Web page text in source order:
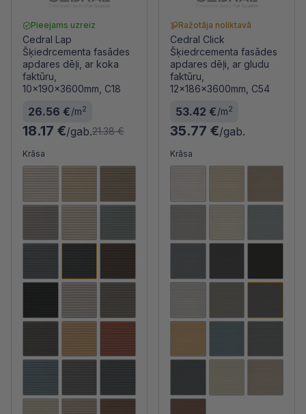
Pieejams uzreiz
Cedral Lap
Šķiedrcementa fasādes
apdares dēļi, ar koka
faktūru,
10x190x3600mm, C18
26.56 €/m2
18.17 €/gab.21.38 €
Krāsa
Ražotāja noliktavā
Cedral Click
Šķiedrcementa fasādes
apdares dēļi, ar gludu
faktūru,
12x186x3600mm, C54
53.42 €/m2
35.77 €/gab.
Krāsa